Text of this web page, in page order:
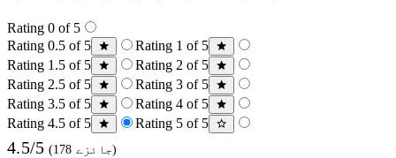
Rating 0 of 5
Rating 0.5 of 5
Rating 1 of 5
Rating 1.5 of 5
Rating 2 of 5
Rating 2.5 of 5
Rating 3 of 5
Rating 3.5 of 5
Rating 4 of 5
Rating 4.5 of 5
Rating 5 of 5
4.5/5 (178 جائزے)